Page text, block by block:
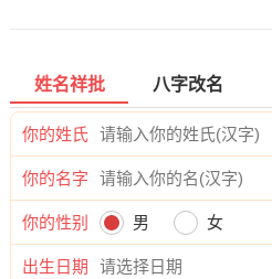
姓名祥批 八字改名
你的姓氏
你的名字
你的性别 男 女
出生日期